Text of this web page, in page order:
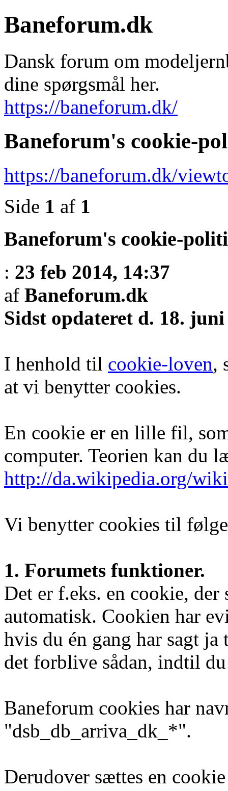
Baneforum.dk
Dansk forum om
dine spørgsmål her.
https://baneforum.dk/
Baneforum's cookie-
https://baneforum.dk/
Side 1 af 1
Baneforum's cookie-
: 23 feb 2014, 14:37
af Baneforum.dk
Sidst opdateret d. 18. juni
I henhold til cookie-loven,
at vi benytter cookies.
En cookie er en lille fil,
computer. Teorien kan du
http://da.wikipedia.org/
Vi benytter cookies til
1. Forumets funktioner.
Det er f.eks. en cookie,
automatisk. Cookien har
hvis du én gang har sagt
det forblive sådan, indtil
Baneforum cookies har
"dsb_db_arriva_dk_*".
Derudover sættes en